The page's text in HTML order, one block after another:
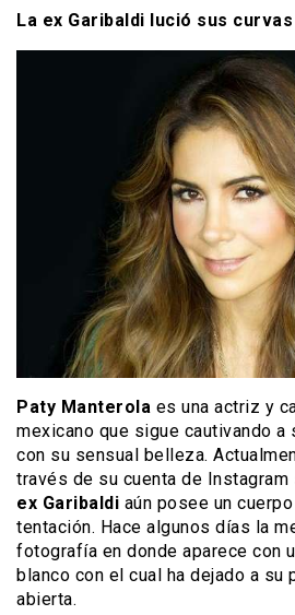
La ex Garibaldi lució sus
Paty Manterola es una actriz y
mexicano que sigue cautivando
con su sensual belleza.
través de su cuenta de
ex Garibaldi aún posee un
tentación. Hace algunos días la
fotografía en donde aparece con
blanco con el cual ha dejado a su
abierta.